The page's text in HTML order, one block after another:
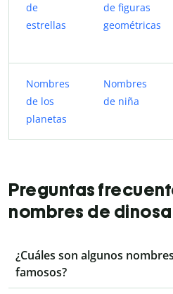
de
estrellas
de figuras
geométricas
Nombres
de los
planetas
Nombres
de niña
Preguntas
nombres de
¿Cuáles son algunos
famosos?